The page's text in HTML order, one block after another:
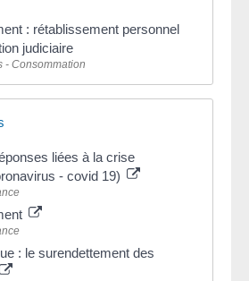
: rétablissement personnel
judiciaire
- Consommation
liées à la crise
- covid 19)
: le surendettement des